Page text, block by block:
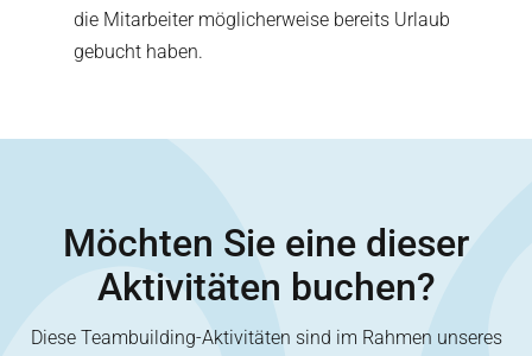
die Mitarbeiter möglicherweise bereits Urlaub
gebucht haben.
Möchten Sie eine dieser
Aktivitäten buchen?
Diese Teambuilding-Aktivitäten sind im Rahmen unseres